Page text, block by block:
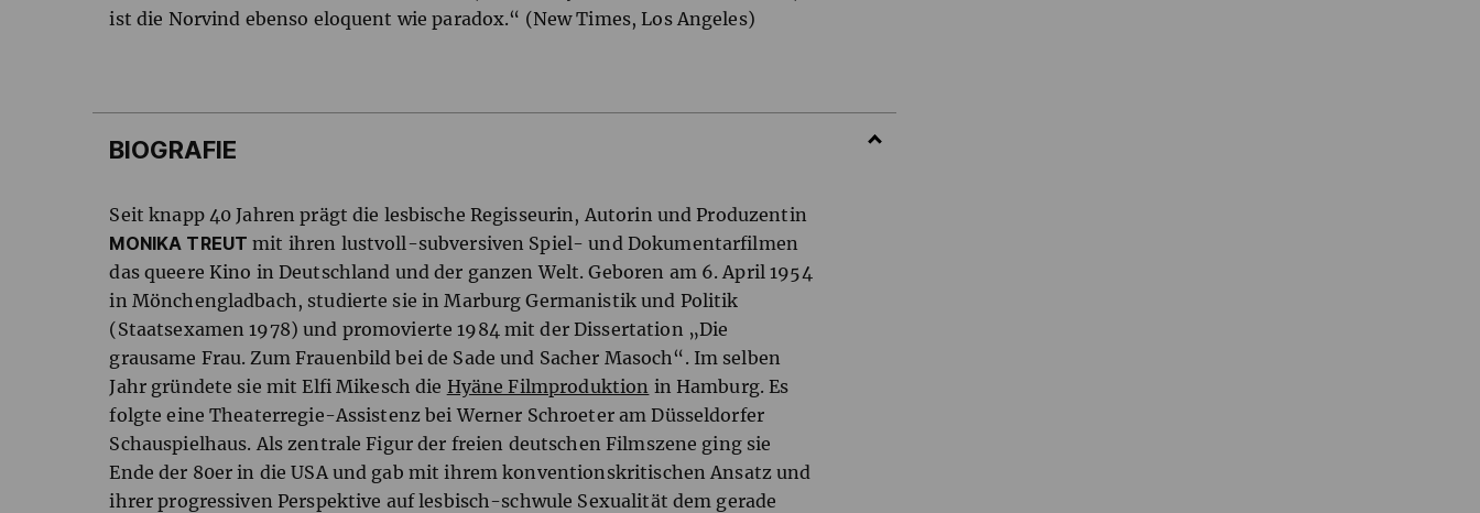
ist die Norvind ebenso eloquent wie paradox.“ (New Times, Los Angeles)
BIOGRAFIE
Seit knapp 40 Jahren prägt die lesbische Regisseurin, Autorin und Produzentin
MONIKA TREUT mit ihren lustvoll-subversiven Spiel- und Dokumentarfilmen
das queere Kino in Deutschland und der ganzen Welt. Geboren am 6. April 1954
in Mönchengladbach, studierte sie in Marburg Germanistik und Politik
(Staatsexamen 1978) und promovierte 1984 mit der Dissertation „Die
grausame Frau. Zum Frauenbild bei de Sade und Sacher Masoch“. Im selben
Jahr gründete sie mit Elfi Mikesch die Hyäne Filmproduktion in Hamburg. Es
folgte eine Theaterregie-Assistenz bei Werner Schroeter am Düsseldorfer
Schauspielhaus. Als zentrale Figur der freien deutschen Filmszene ging sie
Ende der 80er in die USA und gab mit ihrem konventionskritischen Ansatz und
ihrer progressiven Perspektive auf lesbisch-schwule Sexualität dem gerade